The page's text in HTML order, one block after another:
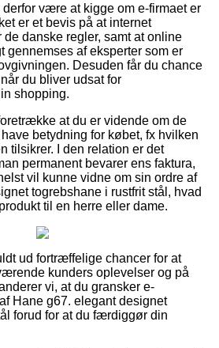
være at kigge om e-firmaet er
er et bevis på at internet
danske regler, samt at online
af eksperter som er
Desuden får du chance
du bliver udsat for
shopping.
at du er vidende om de
betydning for købet, fx hvilken
tilsikrer. I den relation er det
permanent bevarer ens faktura,
vil kunne vidne om sin ordre af
togrebshane i rustfrit stål, hvad
til en herre eller dame.
ud fortræffelige chancer for at
kunders oplevelser og på
vi, at du gransker e-
Hane g67. elegant designet
forud for at du færdiggør din